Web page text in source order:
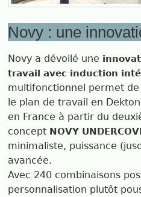
Novy : une
Novy a dévoilé une
travail avec induction
multifonctionnel permet
le plan de travail en
en France à partir du
concept NOVY
minimaliste, puissance
avancée.
Avec 240 combinaisons
personnalisation plutôt